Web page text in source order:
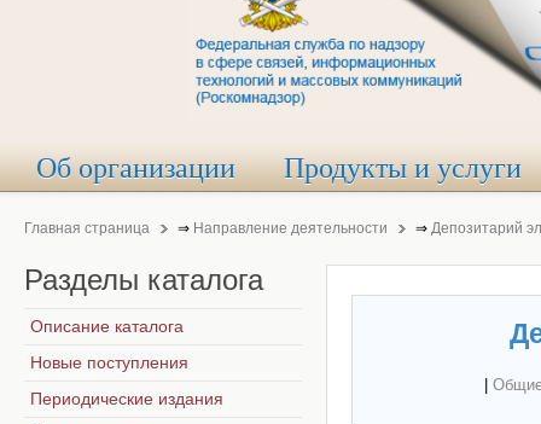
Об организации Продукты и услуги
Главная страница ⇒ Направление деятельности ⇒ Депозитарий
Разделы каталога
Описание каталога
Новые поступления
Периодические издания